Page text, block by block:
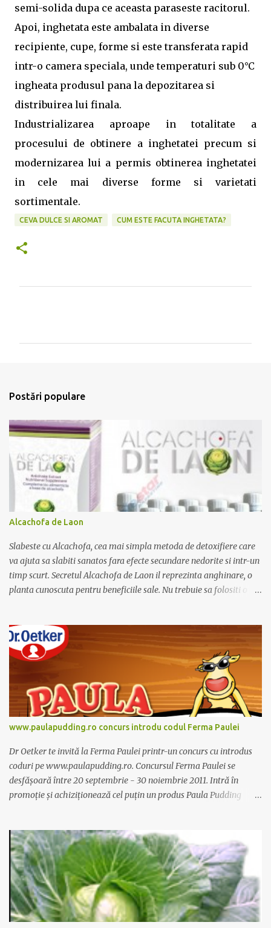
semi-solida dupa ce aceasta paraseste racitorul.
Apoi, inghetata este ambalata in diverse
recipiente, cupe, forme si este transferata rapid
intr-o camera speciala, unde temperaturi sub 0°C
ingheata produsul pana la depozitarea si
distribuirea lui finala.
Industrializarea aproape in totalitate a
procesului de obtinere a inghetatei precum si
modernizarea lui a permis obtinerea inghetatei
in cele mai diverse forme si varietati
sortimentale.
CEVA DULCE SI AROMAT CUM ESTE FACUTA INGHETATA?
r
i
i
Postări populare
Alcachofa de Laon
Slabeste cu Alcachofa, cea mai simpla metoda de detoxifiere care
va ajuta sa slabiti sanatos fara efecte secundare nedorite si intr-un
timp scurt. Secretul Alcachofa de Laon il reprezinta anghinare, o
planta cunoscuta pentru beneficiile sale. Nu trebuie sa folositi o
www.paulapudding.ro concurs introdu codul Ferma Paulei
Dr Oetker te invită la Ferma Paulei printr-un concurs cu introdus
coduri pe www.paulapudding.ro. Concursul Ferma Paulei se
desfășoară între 20 septembrie - 30 noiembrie 2011. Intră în
promoție și achiziționează cel puțin un produs Paula Pudding
concurs Ferma Paulei. Poți căștiga zilnic truse de grădinărit,
săptămânal tractorașul fermierului sau premiul cel mare o
excursie la o super-fermă din Anglia. Mai multe coduri, mai multe
șanse de câștig. Câștigători si regulament pe
www.paulapudding.ro.